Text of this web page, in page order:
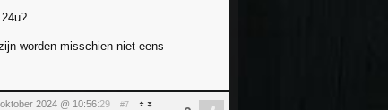
worden misschien niet eens
2024 @ 10:56:29 #7